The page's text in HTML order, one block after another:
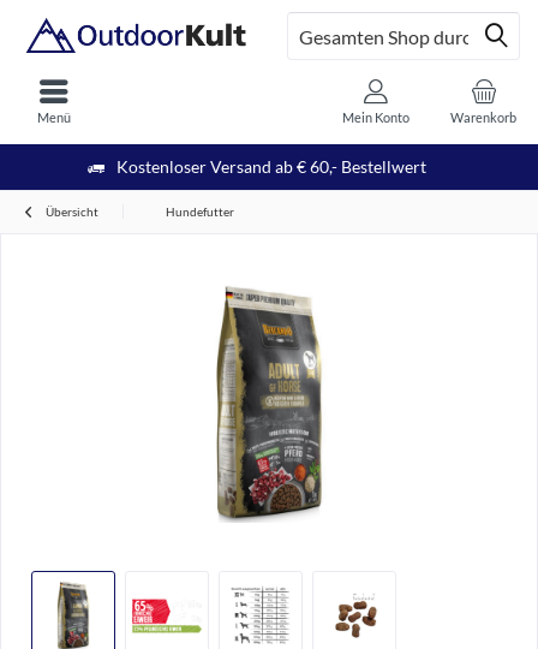
Kostenloser Versand ab € 60,- Bestellwert
Menü Warenkorb
Mein Konto
Übersicht Hundefutter